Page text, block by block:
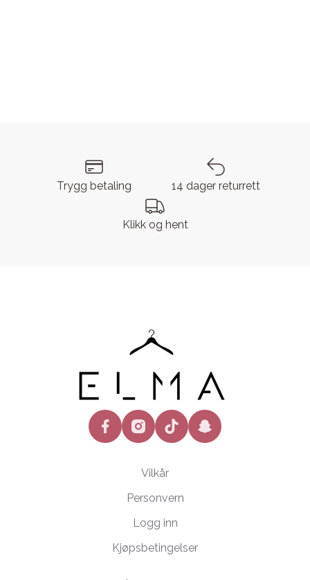
Trygg betaling 14 dager returrett
Klikk og hent
facebookinstagramtiktok snapchat
Vilkår
Personvern
Logg inn
Kjøpsbetingelser